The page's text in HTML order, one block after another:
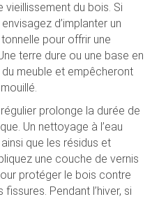
vieillissement du bois. Si
d’implanter un
pour offrir une
terre dure ou une base en
meuble et empêcheront
prolonge la durée de
Un nettoyage à l’eau
que les résidus et
une couche de vernis
protéger le bois contre
Pendant l’hiver, si